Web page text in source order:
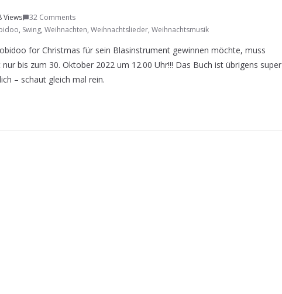
Views
32 Comments
, Swing, Weihnachten, Weihnachtslieder, Weihnachtsmusik
for Christmas für sein Blasinstrument gewinnen möchte, muss
bis zum 30. Oktober 2022 um 12.00 Uhr!!! Das Buch ist übrigens super
– schaut gleich mal rein.